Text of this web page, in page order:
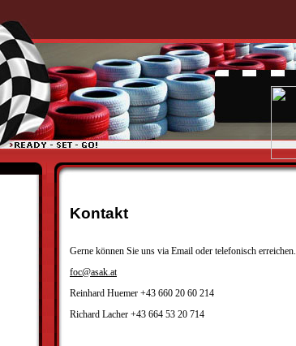
Kontakt
Gerne können Sie uns via Email oder telefonisch erreichen.
foc@asak.at
Reinhard Huemer +43 660 20 60 214
Richard Lacher +43 664 53 20 714